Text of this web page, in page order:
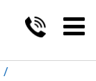
/